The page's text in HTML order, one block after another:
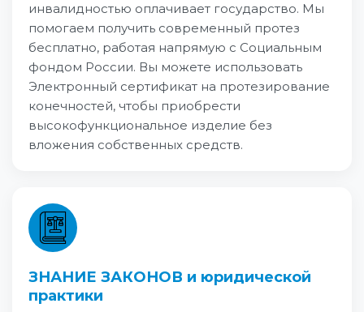
инвалидностью оплачивает государство. Мы
помогаем получить современный протез
бесплатно, работая напрямую с Социальным
фондом России. Вы можете использовать
Электронный сертификат на протезирование
конечностей, чтобы приобрести
высокофункциональное изделие без
вложения собственных средств.
ЗНАНИЕ ЗАКОНОВ и юридической
практики